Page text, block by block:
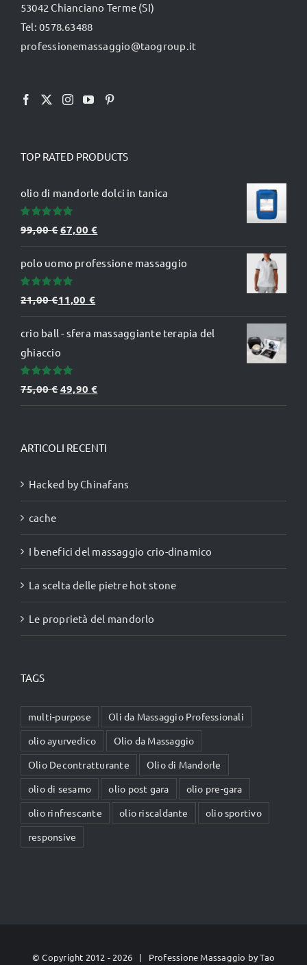
scelte
nella
pagina
53042 Chianciano Terme (SI)
Tel: 0578.63488
professionemassaggio@taogroup.it
TOP RATED PRODUCTS
olio di mandorle dolci in tanica
Valutato
5.00su 5
99,00€Il
prezzo
originale
era:
99,00 €.
67,00€
prezzo
attuale
polo uomo professione massaggio
Valutato
5.00su 5
21,00€11,00 €
crio ball - sfera massaggiante terapia del
ghiaccio
Valutato
5.00su 5
75,00€Il
prezzo
era:
49,90€
prezzo
è:
ARTICOLI RECENTI
Hacked by Chinafans
cache
I benefici del massaggio crio-dinamico
La scelta delle pietre hot stone
Le proprietà del mandorlo
TAGS
multi-purpose
Oli da Massaggio Professionali
olio ayurvedico
Olio da Massaggio
Olio Decontratturante
Olio di Mandorle
olio di sesamo
olio post gara
olio pre-gara
olio rinfrescante
olio riscaldante
olio sportivo
responsive
© Copyright 2012 - 2026 | Professione Massaggio byTao